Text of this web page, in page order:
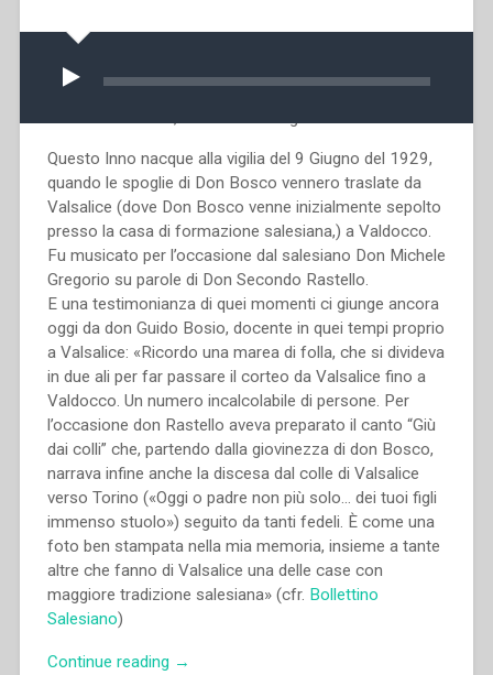
Audio
Player
Questo Inno nacque alla vigilia del 9 Giugno del 1929,
quando le spoglie di Don Bosco vennero traslate da
Valsalice (dove Don Bosco venne inizialmente sepolto
presso la casa di formazione salesiana,) a Valdocco.
Fu musicato per l’occasione dal salesiano Don Michele
Gregorio su parole di Don Secondo Rastello.
E una testimonianza di quei momenti ci giunge ancora
oggi da don Guido Bosio, docente in quei tempi proprio
a Valsalice: «Ricordo una marea di folla, che si divideva
in due ali per far passare il corteo da Valsalice fino a
Valdocco. Un numero incalcolabile di persone. Per
l’occasione don Rastello aveva preparato il canto “Giù
dai colli” che, partendo dalla giovinezza di don Bosco,
narrava infine anche la discesa dal colle di Valsalice
verso Torino («Oggi o padre non più solo… dei tuoi figli
immenso stuolo») seguito da tanti fedeli. È come una
foto ben stampata nella mia memoria, insieme a tante
altre che fanno di Valsalice una delle case con
maggiore tradizione salesiana» (cfr. Bollettino
Salesiano)
Continue reading “S.
→